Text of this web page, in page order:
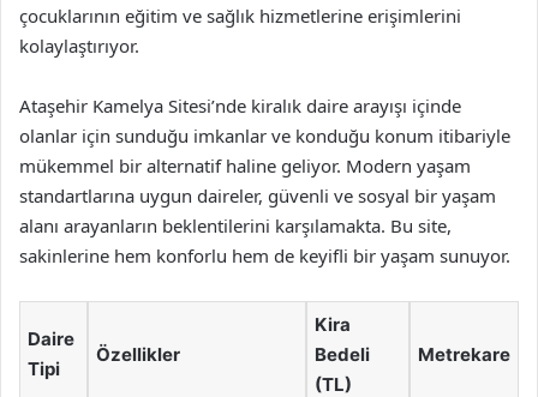
çocuklarının eğitim ve sağlık hizmetlerine erişimlerini
kolaylaştırıyor.
Ataşehir Kamelya Sitesi’nde kiralık daire arayışı içinde
olanlar için sunduğu imkanlar ve konduğu konum itibariyle
mükemmel bir alternatif haline geliyor. Modern yaşam
standartlarına uygun daireler, güvenli ve sosyal bir yaşam
alanı arayanların beklentilerini karşılamakta. Bu site,
sakinlerine hem konforlu hem de keyifli bir yaşam sunuyor.
Daire
Tipi
Özellikler
Kira
Bedeli
(TL)
Metrekare